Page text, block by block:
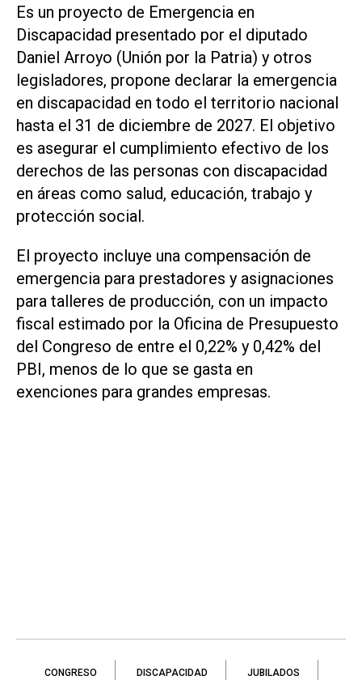
Es un proyecto de Emergencia en
Discapacidad presentado por el diputado
Daniel Arroyo (Unión por la Patria) y otros
legisladores, propone declarar la emergencia
en discapacidad en todo el territorio nacional
hasta el 31 de diciembre de 2027. El objetivo
es asegurar el cumplimiento efectivo de los
derechos de las personas con discapacidad
en áreas como salud, educación, trabajo y
protección social.
El proyecto incluye una compensación de
emergencia para prestadores y asignaciones
para talleres de producción, con un impacto
fiscal estimado por la Oficina de Presupuesto
del Congreso de entre el 0,22% y 0,42% del
PBI, menos de lo que se gasta en
exenciones para grandes empresas.
CONGRESO DISCAPACIDAD JUBILADOS